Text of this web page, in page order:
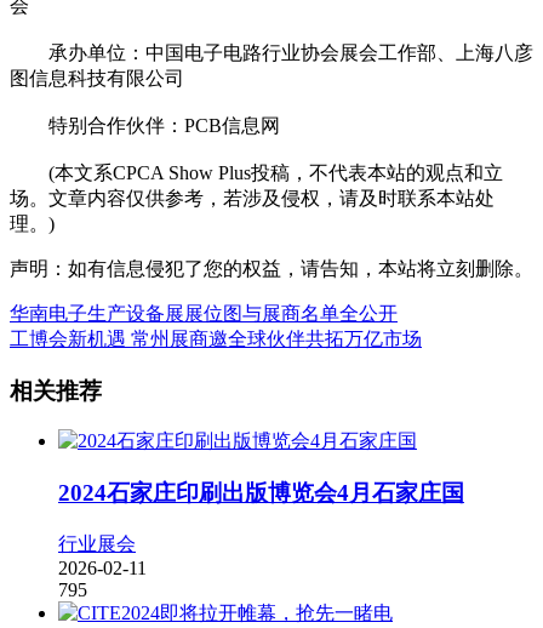
会
承办单位：中国电子电路行业协会展会工作部、上海八彦
图信息科技有限公司
特别合作伙伴：PCB信息网
(本文系CPCA Show Plus投稿，不代表本站的观点和立
场。文章内容仅供参考，若涉及侵权，请及时联系本站处
理。)
声明：如有信息侵犯了您的权益，请告知，本站将立刻删除。
华南电子生产设备展展位图与展商名单全公开
工博会新机遇 常州展商邀全球伙伴共拓万亿市场
相关推荐
2024石家庄印刷出版博览会4月石家庄国
行业展会
2026-02-11
795